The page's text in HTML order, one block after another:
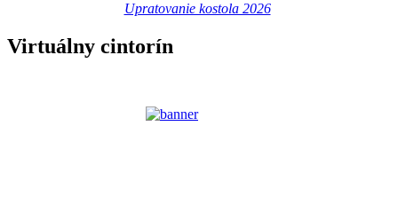
Upratovanie kostola 2026
Virtuálny cintorín